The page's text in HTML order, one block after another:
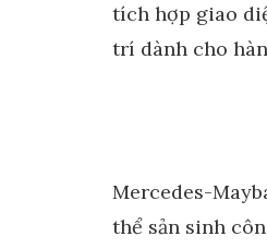
tích hợp giao
trí dành cho
Mercedes-
thể sản sinh